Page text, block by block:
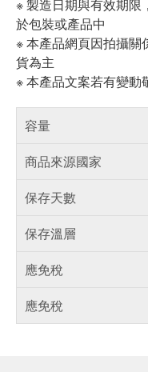
※ 製造日期與有效期限
於包裝或產品中
※ 本產品網頁因拍攝關
貨為主
※ 本產品文案若有變動
容量
商品來源國家
保存天數
保存溫層
應免稅
應免稅